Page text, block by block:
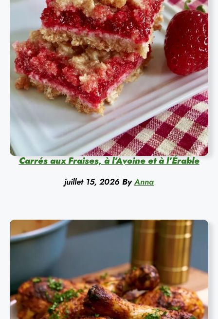
Carrés aux Fraises, à l’Avoine et à l’Érable
juillet 15, 2026 By Anna